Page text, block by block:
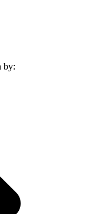
by: